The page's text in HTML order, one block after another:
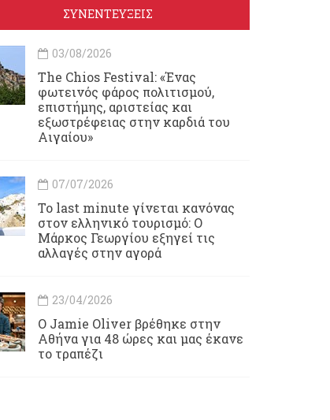
ΣΥΝΕΝΤΕΥΞΕΙΣ
03/08/2026
Τhe Chios Festival: «Ένας
φωτεινός φάρος πολιτισμού,
επιστήμης, αριστείας και
εξωστρέφειας στην καρδιά του
Αιγαίου»
07/07/2026
Το last minute γίνεται κανόνας
στον ελληνικό τουρισμό: Ο
Μάρκος Γεωργίου εξηγεί τις
αλλαγές στην αγορά
23/04/2026
Ο Jamie Oliver βρέθηκε στην
Αθήνα για 48 ώρες και μας έκανε
το τραπέζι